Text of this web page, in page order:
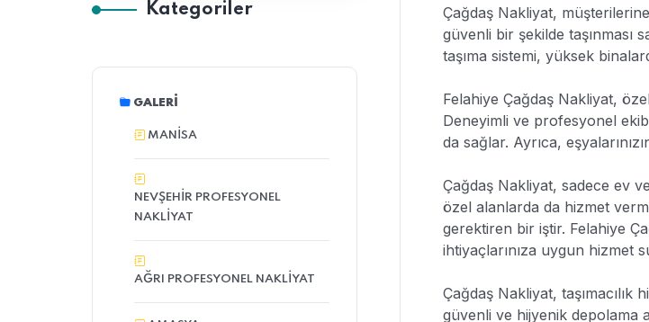
Çağdaş Nakliyat, müşterilerine
güvenli bir şekilde taşınması
taşıma sistemi, yüksek
Felahiye Çağdaş Nakliyat,
Deneyimli ve profesyonel
da sağlar. Ayrıca,
Çağdaş Nakliyat, sadece ev ve
özel alanlarda da hizmet
gerektiren bir iştir. Felahiye
ihtiyaçlarınıza uygun hizmet
Çağdaş Nakliyat, taşımacılık
güvenli ve hijyenik depolama
Kategoriler
GALERI
MANİSA
NEVŞEHIR PROFESYONEL
NAKLIYAT
AĞRI PROFESYONEL NAKLIYAT